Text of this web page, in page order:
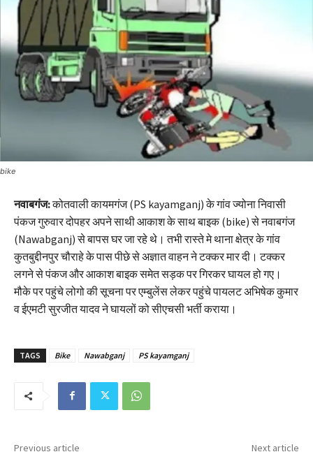
bike
नवाबगंज:कोतवाली कायमगंज (PS kayamganj) के गांव ज्योना निवासी
पंकज गुरुवार दोपहर अपने साथी आकाश के साथ बाइक (bike) से नवाबगंज
(Nawabganj) से बापस घर जा रहे थे। तभी रास्ते मे थाना क्षेत्र के गांव
कुतबुद्दीनपुर चौराहे के पास पीछे से अज्ञात वाहन ने टक्कर मार दी। टक्कर
लगने से पंकज और आकाश बाइक समेत सड़क पर गिरकर घायल हो गए।
मौके पर पहुंचे लोगो की सूचना पर एम्बुलेंस लेकर पहुंचे पायलट अभिषेक कुमार
व ईएमटी सुरजीत यादव ने घायलों को सीएचसी भर्ती कराया।
TAGS Bike Nawabganj PS kayamganj
Previous article Next article